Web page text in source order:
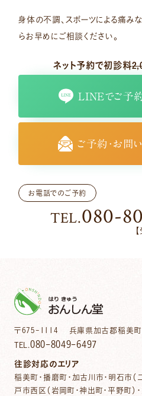
身体の不調、スポーツによる痛み
らお早めにご相談ください。
ネット予約で初診料
LINEでご予
ご予約・お問
お電話でのご予約
TEL.080-
〒675-1114 兵庫県加古郡稲美町
TEL.080-8049-6497
往診対応のエリア
稲美町・播磨町・加古川市・明石市（
戸市西区（岩岡町・神出町・平野町）